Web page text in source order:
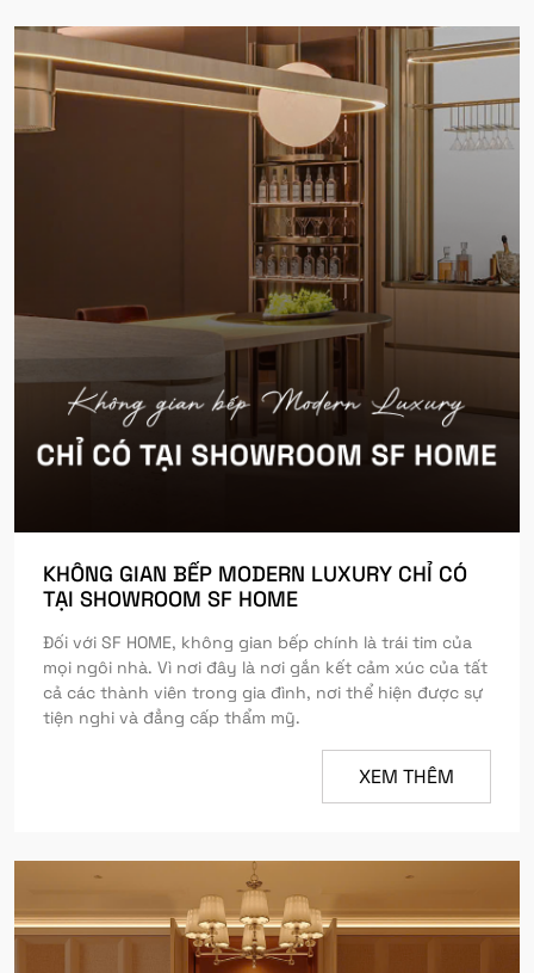
KHÔNG GIAN BẾP MODERN LUXURY CHỈ CÓ
TẠI SHOWROOM SF HOME
Đối với SF HOME, không gian bếp chính là trái tim của
mọi ngôi nhà. Vì nơi đây là nơi gắn kết cảm xúc của tất
cả các thành viên trong gia đình, nơi thể hiện được sự
tiện nghi và đẳng cấp thẩm mỹ.
XEM THÊM